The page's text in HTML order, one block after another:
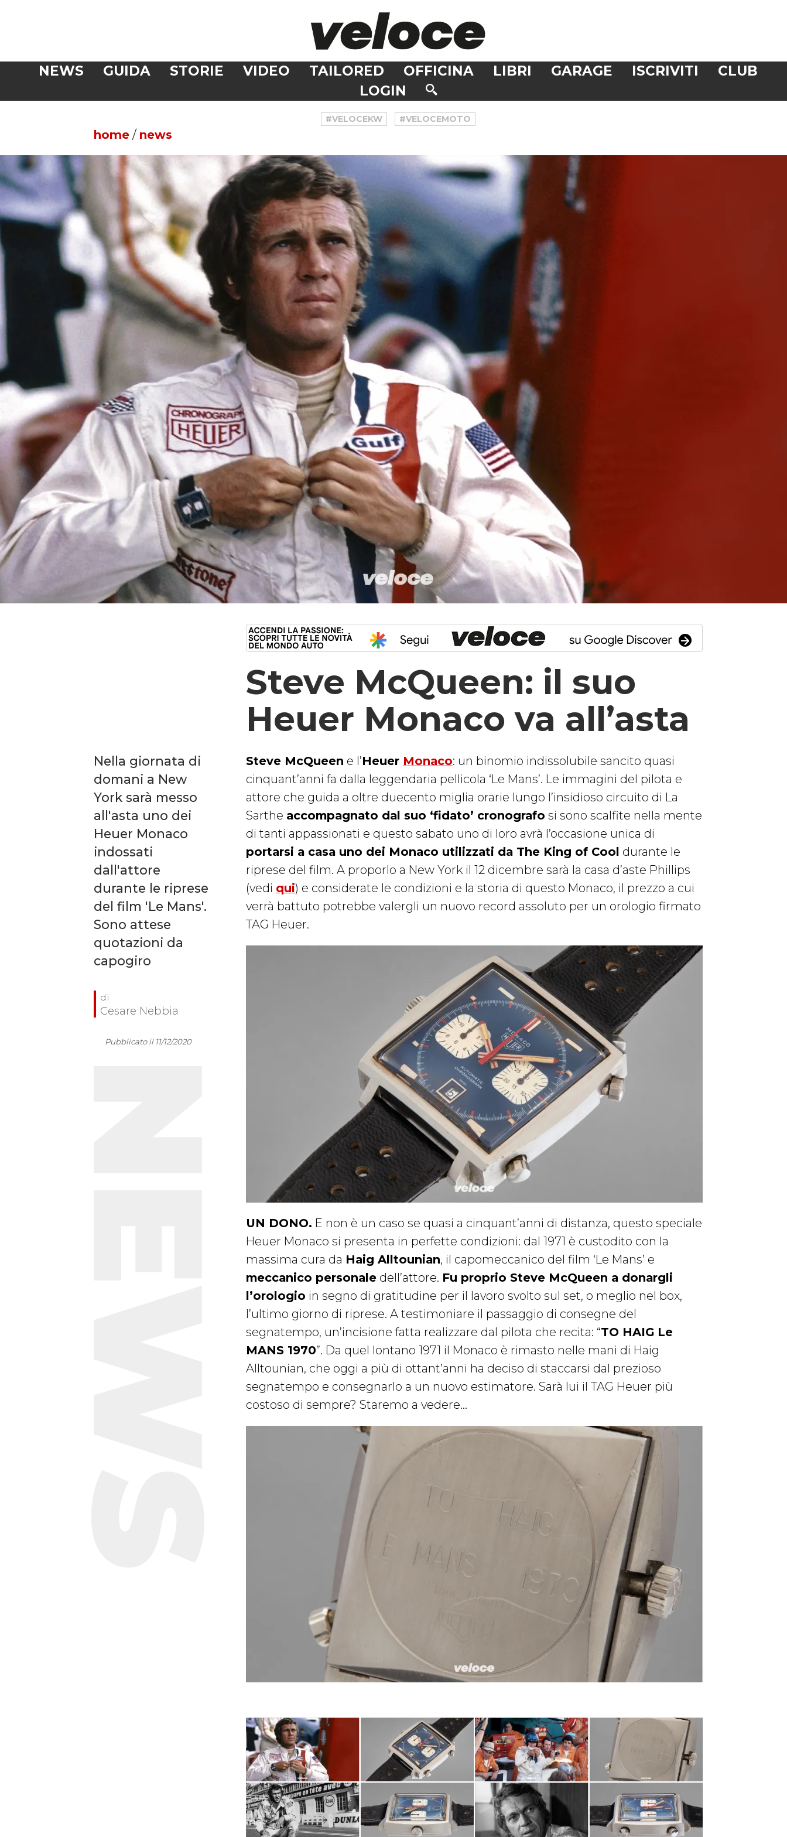
NEWS GUIDA STORIE VIDEO TAILORED OFFICINA LIBRI GARAGE ISCRIVITI
CLUB
LOGIN
#VELOCEKW #VELOCEMOTO
home / news
Steve McQueen: il suo
Heuer Monaco va all’asta
Nella giornata di
domani a New
York sarà messo
all'asta uno dei
Heuer Monaco
indossati
dall'attore
durante le riprese
del film 'Le Mans'.
Sono attese
quotazioni da
capogiro
Cesare Nebbia
Pubblicato il 11/12/2020
Steve McQueen e l’Heuer Monaco: un binomio indissolubile sancito quasi
cinquant’anni fa dalla leggendaria pellicola ‘Le Mans’. Le immagini del pilota e
attore che guida a oltre duecento miglia orarie lungo l’insidioso circuito di La
Sarthe accompagnato dal suo ‘fidato’ cronografo si sono scalfite nella mente
di tanti appassionati e questo sabato uno di loro avrà l’occasione unica di
portarsi a casa uno dei Monaco utilizzati da The King of Cool durante le
riprese del film. A proporlo a New York il 12 dicembre sarà la casa d’aste Phillips
(vedi qui) e considerate le condizioni e la storia di questo Monaco, il prezzo a cui
verrà battuto potrebbe valergli un nuovo record assoluto per un orologio firmato
TAG Heuer.
UN DONO. E non è un caso se quasi a cinquant’anni di distanza, questo speciale
Heuer Monaco si presenta in perfette condizioni: dal 1971 è custodito con la
massima cura da Haig Alltounian, il capomeccanico del film ‘Le Mans’ e
meccanico personale dell’attore. Fu proprio Steve McQueen a donargli
l’orologio in segno di gratitudine per il lavoro svolto sul set, o meglio nel box,
l’ultimo giorno di riprese. A testimoniare il passaggio di consegne del
segnatempo, un’incisione fatta realizzare dal pilota che recita: “TO HAIG Le
MANS 1970”. Da quel lontano 1971 il Monaco è rimasto nelle mani di Haig
Alltounian, che oggi a più di ottant’anni ha deciso di staccarsi dal prezioso
segnatempo e consegnarlo a un nuovo estimatore. Sarà lui il TAG Heuer più
costoso di sempre? Staremo a vedere…